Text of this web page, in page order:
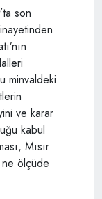
son
minvaldeki
ve karar
kabul
Mısır
ne ölçüde